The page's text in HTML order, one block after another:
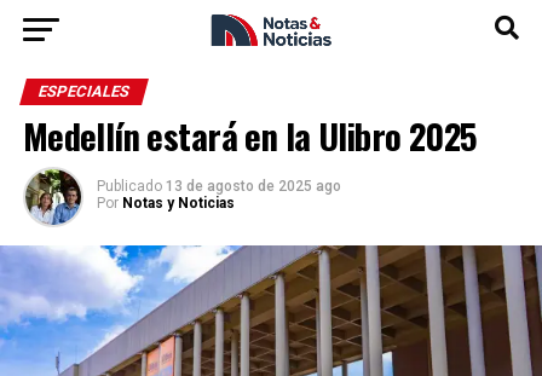
ESPECIALES
Medellín estará en la Ulibro 2025
Publicado 13 de agosto de 2025 ago
Por Notas y Noticias